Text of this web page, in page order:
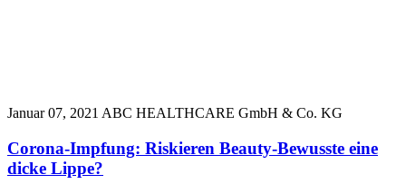
Januar 07, 2021 ABC HEALTHCARE GmbH & Co. KG
Corona-Impfung: Riskieren Beauty-Bewusste eine
dicke Lippe?